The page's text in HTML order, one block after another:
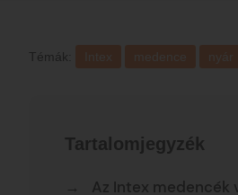
Témák: Intex medence nyár
Tartalomjegyzék
Az Intex medencék